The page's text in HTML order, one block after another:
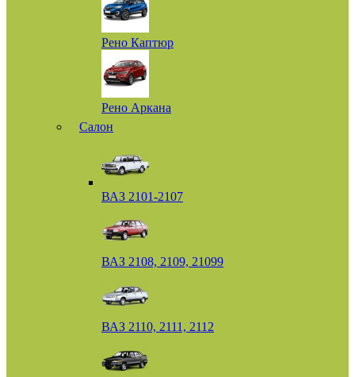
Рено Каптюр
Рено Аркана
Салон
ВАЗ 2101-2107
ВАЗ 2108, 2109, 21099
ВАЗ 2110, 2111, 2112